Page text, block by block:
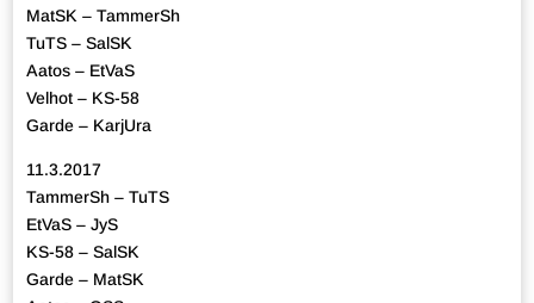
MatSK – TammerSh
TuTS – SalSK
Aatos – EtVaS
Velhot – KS-58
Garde – KarjUra
11.3.2017
TammerSh – TuTS
EtVaS – JyS
KS-58 – SalSK
Garde – MatSK